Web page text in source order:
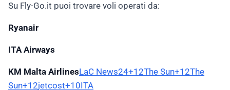
Su Fly-Go.it puoi trovare voli operati da:
Ryanair
ITA Airways
KM Malta AirlinesLaC News24+12The Sun+12The
Sun+12jetcost+10ITA